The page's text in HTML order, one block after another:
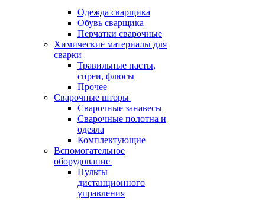
Одежда сварщика
Обувь сварщика
Перчатки сварочные
Химические материалы для
сварки
Травильные пасты,
спреи, флюсы
Прочее
Сварочные шторы
Сварочные занавесы
Сварочные полотна и
одеяла
Комплектующие
Вспомогательное
оборудование
Пульты
дистанционного
управления